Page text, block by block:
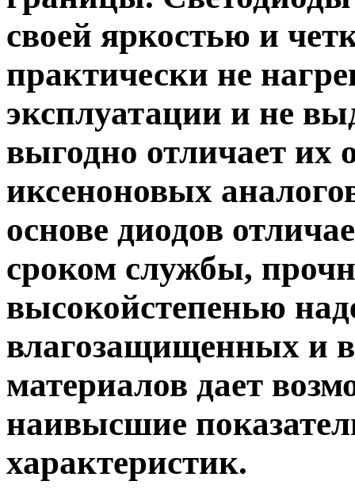
своей яркостью и
практически не
эксплуатации и не
выгодно отличает их
иксеноновых
основе диодов
сроком службы,
высокойстепенью
влагозащищенных и
материалов дает
наивысшие
характеристик.